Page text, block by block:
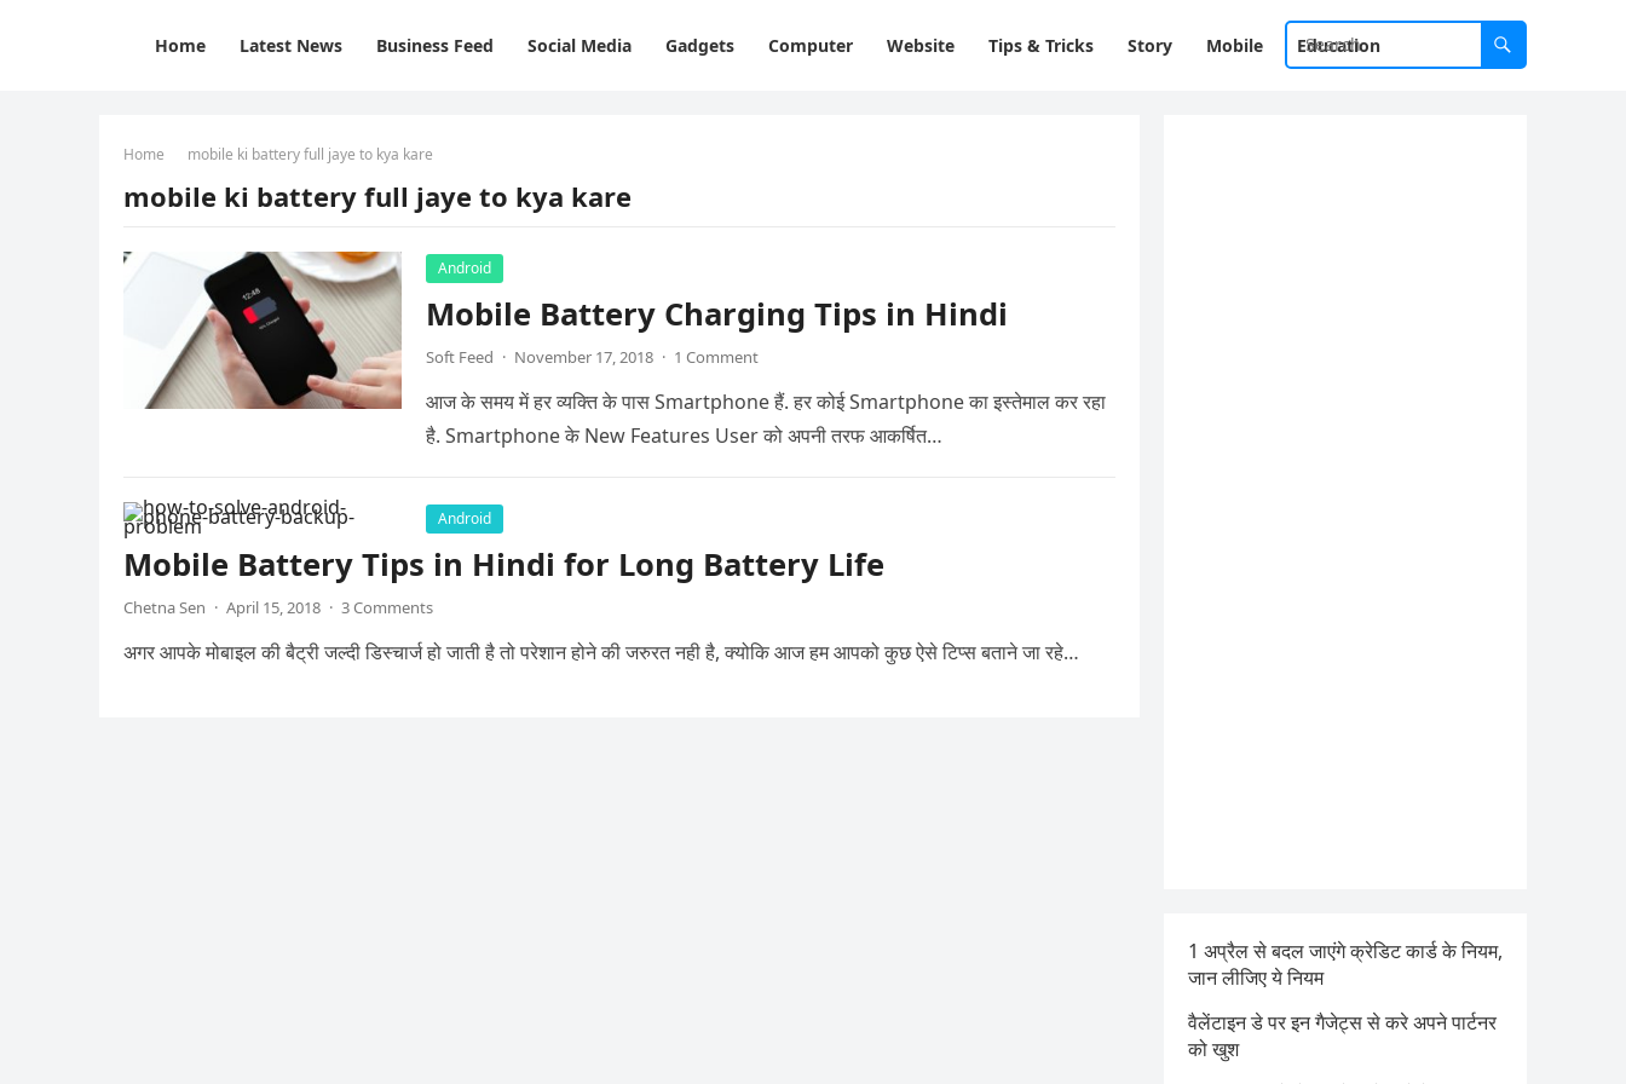
Home Latest News Business Feed Social Media Gadgets Computer Website Tips & Tricks Story Mobile Education
Home mobile ki battery full jaye to kya kare
mobile ki battery full jaye to kya kare
Android
Mobile Battery Charging Tips in Hindi
Soft Feed · November 17, 2018 · 1 Comment
आज के समय में हर व्यक्ति के पास Smartphone हैं. हर कोई Smartphone का इस्तेमाल कर रहा
है. Smartphone के New Features User को अपनी तरफ आकर्षित…
Android
Mobile Battery Tips in Hindi for Long Battery Life
Chetna Sen · April 15, 2018 · 3 Comments
अगर आपके मोबाइल की बैट्री जल्दी डिस्चार्ज हो जाती है तो परेशान होने की जरुरत नही है, क्योकि आज हम आपको कुछ ऐसे टिप्स बताने जा रहे…
1 अप्रैल से बदल जाएंगे क्रेडिट कार्ड के नियम,
जान लीजिए ये नियम
वैलेंटाइन डे पर इन गैजेट्स से करे अपने पार्टनर
को खुश